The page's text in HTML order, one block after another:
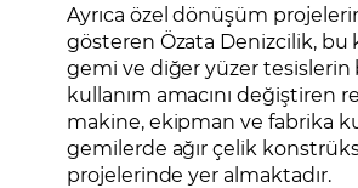
Ayrıca özel dönüşüm
gösteren Özata Denizcilik, bu
gemi ve diğer yüzer tesislerin
kullanım amacını değiştiren
makine, ekipman ve fabrika
gemilerde ağır çelik
projelerinde yer almaktadır.